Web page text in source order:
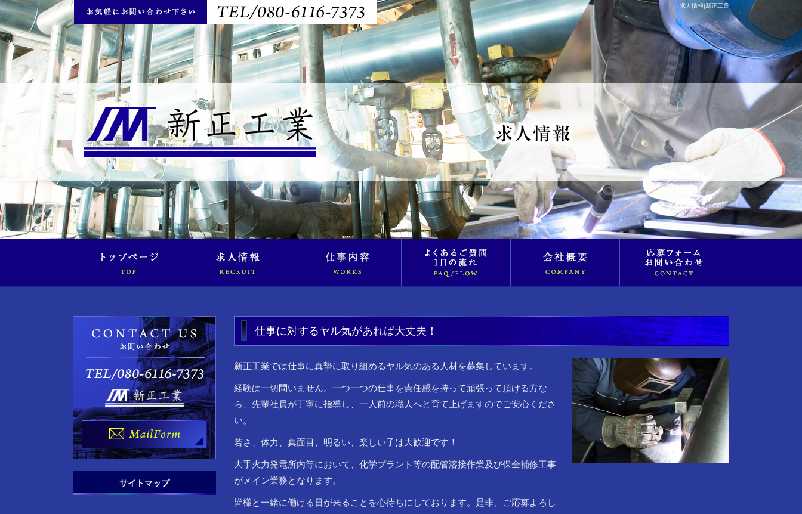
求人情報|新正工業
サイトマップ
仕事に対するヤル気があれば大丈夫！
新正工業では仕事に真摯に取り組めるヤル気のある人材を募集しています。
経験は一切問いません。一つ一つの仕事を責任感を持って頑張って頂ける方な
ら、先輩社員が丁寧に指導し、一人前の職人へと育て上げますのでご安心くださ
い。
若さ、体力、真面目、明るい、楽しい子は大歓迎です！
大手火力発電所内等において、化学プラント等の配管溶接作業及び保全補修工事
がメイン業務となります。
皆様と一緒に働ける日が来ることを心待ちにしております。是非、ご応募よろし